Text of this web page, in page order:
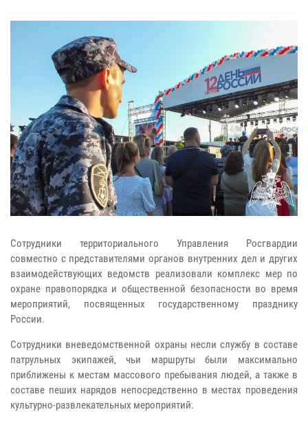
Сотрудники территориального Управления Росгвардии
совместно с представителями органов внутренних дел и других
взаимодействующих ведомств реализовали комплекс мер по
охране правопорядка и общественной безопасности во время
мероприятий, посвященных государственному празднику
России.
Сотрудники вневедомственной охраны несли службу в составе
патрульных экипажей, чьи маршруты были максимально
приближены к местам массового пребывания людей, а также в
составе пеших нарядов непосредственно в местах проведения
культурно-развлекательных мероприятий.